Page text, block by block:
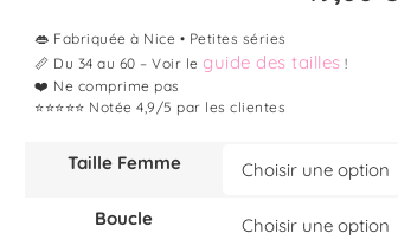
👄 Fabriquée à Nice • Petites séries
📏 Du 34 au 60 – Voir leguide des tailles !
❤️ Ne comprime pas
⭐⭐⭐⭐⭐ Notée 4,9/5 par les clientes
Taille Femme
Boucle